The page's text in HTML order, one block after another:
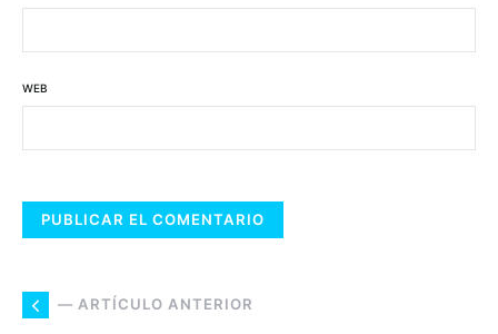
WEB
— ARTÍCULO ANTERIOR